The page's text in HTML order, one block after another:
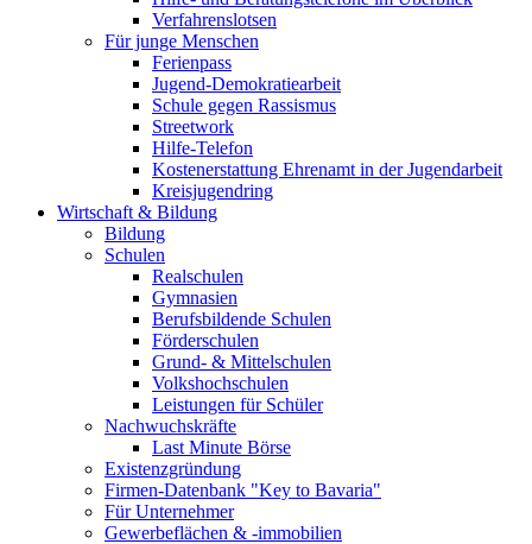
Verfahrenslotsen
Für junge Menschen
Ferienpass
Jugend-Demokratiearbeit
Schule gegen Rassismus
Streetwork
Hilfe-Telefon
Kostenerstattung Ehrenamt in der Jugendarbeit
Kreisjugendring
Wirtschaft & Bildung
Bildung
Schulen
Realschulen
Gymnasien
Berufsbildende Schulen
Förderschulen
Grund- & Mittelschulen
Volkshochschulen
Leistungen für Schüler
Nachwuchskräfte
Last Minute Börse
Existenzgründung
Firmen-Datenbank "Key to Bavaria"
Für Unternehmer
Gewerbeflächen & -immobilien